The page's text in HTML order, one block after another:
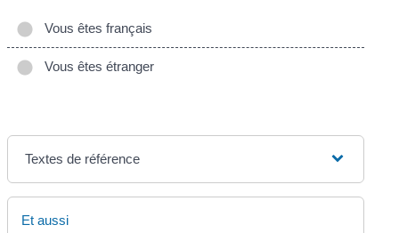
Vous êtes français
Vous êtes étranger
Textes de référence
Et aussi